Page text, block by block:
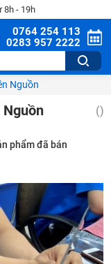
8h - 19h
0764 254 113
0283 957 2222
Nguồn
()
phẩm đã bán